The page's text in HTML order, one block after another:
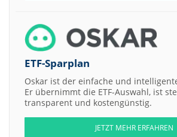
ETF-Sparplan
Oskar ist der einfache und
Er übernimmt die ETF-Auswahl, ist
transparent und kostengünstig.
JETZT MEHR ERFAHREN